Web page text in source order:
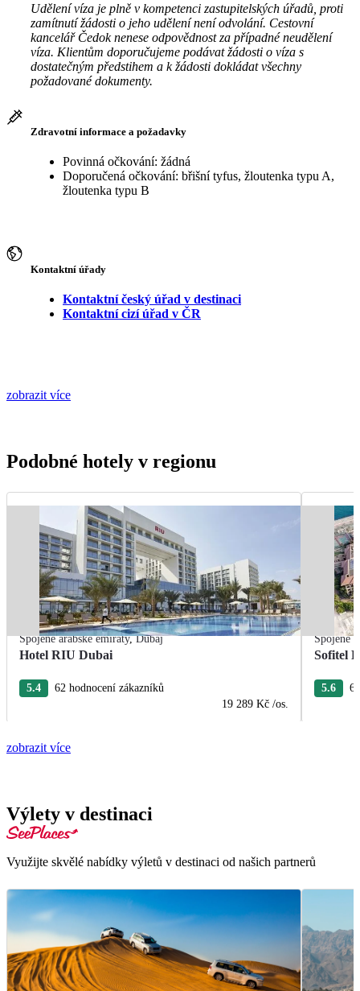
Udělení víza je plně v kompetenci zastupitelských úřadů, proti
zamítnutí žádosti o jeho udělení není odvolání. Cestovní
kancelář Čedok nenese odpovědnost za případné neudělení
víza. Klientům doporučujeme podávat žádosti o víza s
dostatečným předstihem a k žádosti dokládat všechny
požadované dokumenty.
Zdravotní informace a požadavky
Povinná očkování: žádná
Doporučená očkování: břišní tyfus, žloutenka typu A,
žloutenka typu B
Kontaktní úřady
Kontaktní český úřad v destinaci
Kontaktní cizí úřad v ČR
zobrazit více
Podobné hotely v regionu
Spojené arabské emiráty,Dubaj
Hotel RIU Dubai
5.4
62 hodnocení zákazníků
19 289 Kč /os.
Spojené
Sofitel
5.6 6
zobrazit více
Výlety v destinaci
Využijte skvělé nabídky výletů v destinaci od našich partnerů